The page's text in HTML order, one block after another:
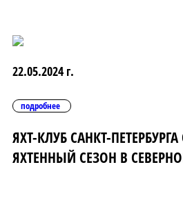
22.05.2024 г.
подробнее
ЯХТ-КЛУБ САНКТ-
ЯХТЕННЫЙ СЕЗОН В